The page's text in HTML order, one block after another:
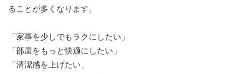
ることが多くなります。
「家事を少しでもラクにしたい」
「部屋をもっと快適にしたい」
「清潔感を上げたい」